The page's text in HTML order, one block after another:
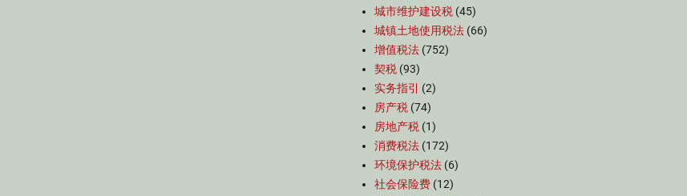
城市维护建设税 (45)
城镇土地使用税法 (66)
增值税法 (752)
契税 (93)
实务指引
(2)
房产税 (74)
房地产税 (1)
消费税法 (172)
环境保护税法 (6)
社会保险费 (12)